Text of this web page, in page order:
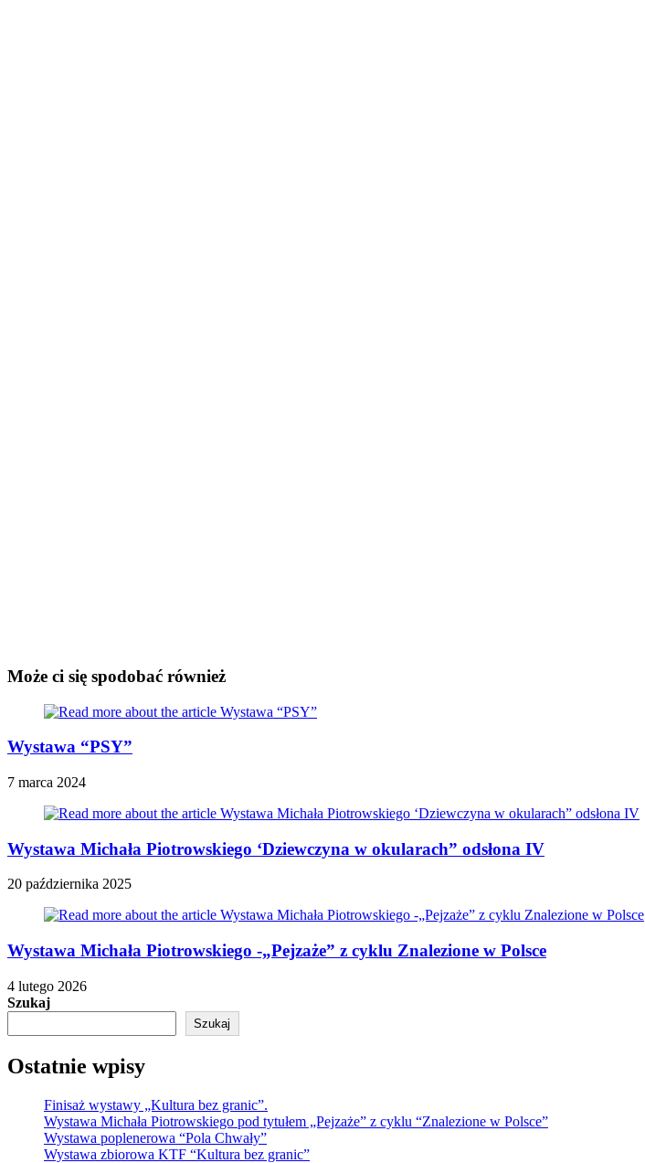
Może ci się spodobać również
Wystawa “PSY”
7 marca 2024
Wystawa Michała Piotrowskiego ‘Dziewczyna w okularach” odsłona IV
20 października 2025
Wystawa Michała Piotrowskiego -„Pejzaże” z cyklu Znalezione w Polsce
4 lutego 2026
Szukaj
Szukaj
Ostatnie wpisy
Finisaż wystawy „Kultura bez granic”.
Wystawa Michała Piotrowskiego pod tytułem „Pejzaże” z cyklu “Znalezione w Polsce”
Wystawa poplenerowa “Pola Chwały”
Wystawa zbiorowa KTF “Kultura bez granic”